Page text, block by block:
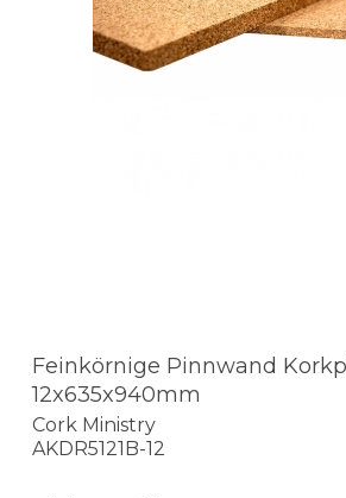
Feinkörnige Pinnwand
12x635x940mm
Cork Ministry
AKDR5121B-12